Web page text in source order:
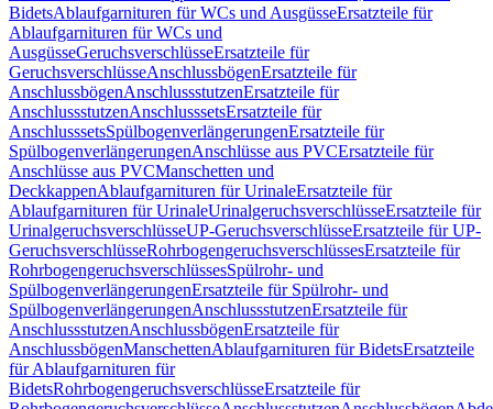
BidetsAblaufgarnituren für WCs und AusgüsseErsatzteile für
Ablaufgarnituren für WCs und
AusgüsseGeruchsverschlüsseErsatzteile für
GeruchsverschlüsseAnschlussbögenErsatzteile für
AnschlussbögenAnschlussstutzenErsatzteile für
AnschlussstutzenAnschlusssetsErsatzteile für
AnschlusssetsSpülbogenverlängerungenErsatzteile für
SpülbogenverlängerungenAnschlüsse aus PVCErsatzteile für
Anschlüsse aus PVCManschetten und
DeckkappenAblaufgarnituren für UrinaleErsatzteile für
Ablaufgarnituren für UrinaleUrinalgeruchsverschlüsseErsatzteile für
UrinalgeruchsverschlüsseUP-GeruchsverschlüsseErsatzteile für UP-
GeruchsverschlüsseRohrbogengeruchsverschlüssesErsatzteile für
RohrbogengeruchsverschlüssesSpülrohr- und
SpülbogenverlängerungenErsatzteile für Spülrohr- und
SpülbogenverlängerungenAnschlussstutzenErsatzteile für
AnschlussstutzenAnschlussbögenErsatzteile für
AnschlussbögenManschettenAblaufgarnituren für BidetsErsatzteile
für Ablaufgarnituren für
BidetsRohrbogengeruchsverschlüsseErsatzteile für